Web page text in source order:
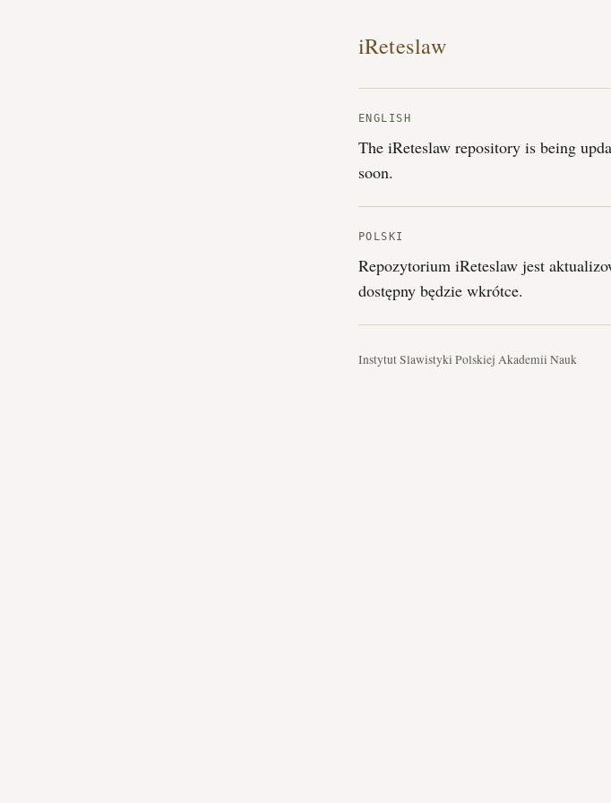
iReteslaw
ENGLISH
The iReteslaw repository is being
soon.
POLSKI
Repozytorium iReteslaw jest
dostępny będzie wkrótce.
Instytut Slawistyki Polskiej Akademii Nauk